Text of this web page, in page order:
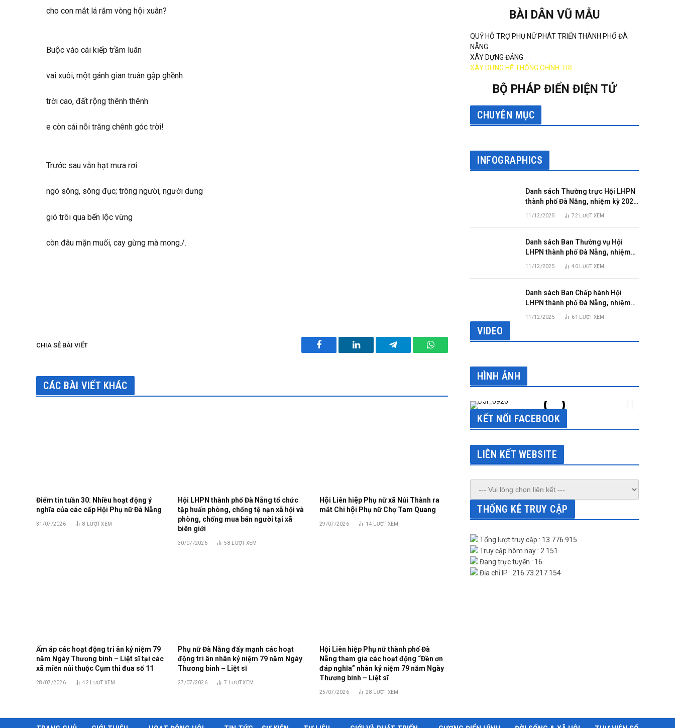
cho con mắt lá răm vòng hội xuân?
Buộc vào cái kiếp trầm luân
vai xuôi, một gánh gian truân gập ghềnh
trời cao, đất rộng thênh thênh
e còn cái nỗi trăng chênh góc trời!
Trước sau vẫn hạt mưa rơi
ngó sông, sông đục; trông người, người dưng
gió trôi qua bến lộc vừng
còn đâu mặn muối, cay gừng mà mong./.
CHIA SẺ BÀI VIẾT
Facebook LinkedIn Telegram WhatsApp
CÁC BÀI VIẾT KHÁC
Điểm tin tuần 30: Nhiều hoạt động ý
nghĩa của các cấp Hội Phụ nữ Đà Nẵng
31/07/2026 8 LƯỢT XEM
Hội LHPN thành phố Đà Nẵng tổ chức
tập huấn phòng, chống tệ nạn xã hội và
phòng, chống mua bán người tại xã
biên giới
30/07/2026 58 LƯỢT XEM
Hội Liên hiệp Phụ nữ xã Núi Thành ra
mắt Chi hội Phụ nữ Chợ Tam Quang
29/07/2026 14 LƯỢT XEM
Ấm áp các hoạt động tri ân kỷ niệm 79
năm Ngày Thương binh – Liệt sĩ tại các
xã miền núi thuộc Cụm thi đua số 11
28/07/2026 42 LƯỢT XEM
Phụ nữ Đà Nẵng đẩy mạnh các hoạt
động tri ân nhân kỷ niệm 79 năm Ngày
Thương binh – Liệt sĩ
27/07/2026 7 LƯỢT XEM
Hội Liên hiệp Phụ nữ thành phố Đà
Nẵng tham gia các hoạt động “Đền ơn
đáp nghĩa” nhân kỷ niệm 79 năm Ngày
Thương binh – Liệt sĩ
25/07/2026 28 LƯỢT XEM
BÀI DÂN VŨ MẪU
QUỸ HỖ TRỢ PHỤ NỮ PHÁT TRIỂN THÀNH PHỐ ĐÀ
NẴNG
XÂY DỰNG ĐẢNG
XÂY DỰNG HỆ THỐNG CHÍNH TRỊ
BỘ PHÁP ĐIỂN ĐIỆN TỬ
CHUYÊN MỤC
INFOGRAPHICS
Danh sách Thường trực Hội LHPN
thành phố Đà Nẵng, nhiệm kỳ 2025
11/12/2025 72 LƯỢT XEM
Danh sách Ban Thường vụ Hội
LHPN thành phố Đà Nẵng, nhiệm
kỳ 2025 – 2030
11/12/2025 40 LƯỢT XEM
Danh sách Ban Chấp hành Hội
LHPN thành phố Đà Nẵng, nhiệm
kỳ 2025 – 2030
11/12/2025 61 LƯỢT XEM
VIDEO
HÌNH ẢNH
KẾT NỐI FACEBOOK
LIÊN KẾT WEBSITE
THỐNG KÊ TRUY CẬP
Tổng lượt truy cập : 13.776.915
Truy cập hôm nay : 2.151
Đang trực tuyến : 16
Địa chỉ IP : 216.73.217.154